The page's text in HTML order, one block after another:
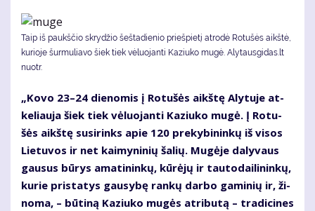
Taip iš paukščio skrydžio šeštadienio priešpietį atrodė Rotušės aikštė,
kurioje šurmuliavo šiek tiek vėluojanti Kaziuko mugė. Alytausgidas.lt
nuotr.
„Ko­vo 23–24 die­no­mis į Ro­tu­šės aikš­tę Aly­tu­je at­
ke­liau­ja šiek tiek vė­luo­jan­ti Ka­ziu­ko mu­gė. Į Ro­tu­
šės aikš­tę su­si­rinks apie 120 pre­ky­bi­nin­kų iš vi­sos
Lie­tu­vos ir net kai­my­ni­nių ša­lių. Mu­gė­je da­ly­vaus
gau­sus bū­rys ama­ti­nin­kų, kū­rė­jų ir tau­to­dai­li­nin­kų,
ku­rie pri­sta­tys gau­sy­bę ran­kų dar­bo ga­mi­nių ir, ži­
no­ma, – bū­ti­ną Ka­ziu­ko mu­gės atri­bu­tą – tra­di­ci­nes